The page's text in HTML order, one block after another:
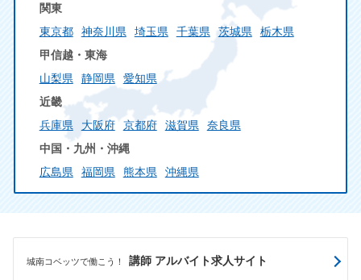
関東
東京都
神奈川県 埼玉県 千葉県 茨城県
栃木県
甲信越・東海
山梨県
静岡県
愛知県
近畿
兵庫県
大阪府 京都府 滋賀県
奈良県
中国・九州・沖縄
広島県
福岡県 熊本県 沖縄県
城南コベッツで働こう！ 講師 アルバイト求人サイト